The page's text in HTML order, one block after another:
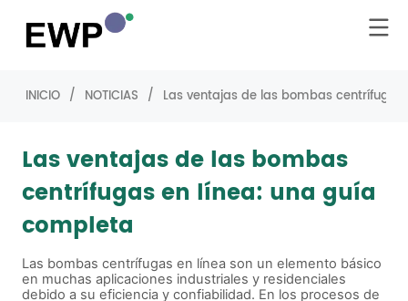
INICIO / NOTICIAS / Las ventajas de las bombas
Las ventajas de las bombas
centrífugas en línea: una guía
completa